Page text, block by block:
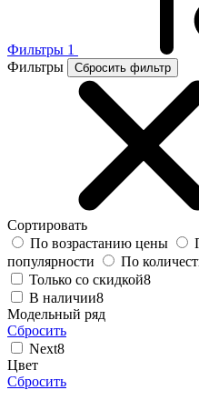
Фильтры 1
Фильтры
Сбросить фильтр
Сортировать
По возрастанию цены
популярности
По
Только со скидкой8
В наличии8
Модельный ряд
Сбросить
Next8
Цвет
Сбросить